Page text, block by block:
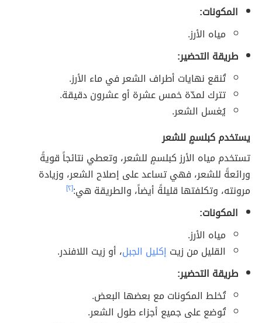
المكونات:
مياه الأرز.
طريقة التحضير:
تُنقع نهايات أطراف الشعر في ماء الأرز.
تترك لمدّة خمس عشرة أو عشرون دقيقة.
يُغسل الشعر.
يستخدم كبلسمٍ للشعر
تستخدم مياه الأرز كبلسمٍ للشعر، وتعطي نتائجاً قويةً
ورائعةً للشعر، فهي تساعد على إصلاح الشعر، وزيادة
مرونته، وتكلفتها قليلةً أيضاً، والطريقة هي:[٢]
المكونات:
مياه الأرز.
القليل من زيت إكليل الجبل، أو زيت اللافندر.
طريقة التحضير:
تُخلط المكونات مع بعضها البعض.
تُوضع على جميع أجزاء طول الشعر.